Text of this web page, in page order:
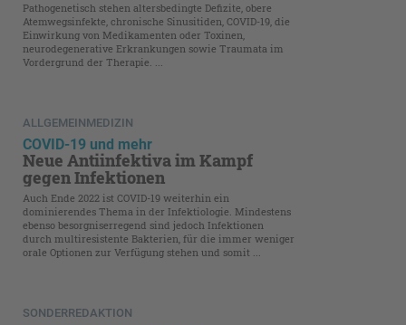
Pathogenetisch stehen altersbedingte Defizite, obere
Atemwegsinfekte, chronische Sinusitiden, COVID-19, die
Einwirkung von Medikamenten oder Toxinen,
neurodegenerative Erkrankungen sowie Traumata im
Vordergrund der Therapie. ...
ALLGEMEINMEDIZIN
COVID-19 und mehr
Neue Antiinfektiva im Kampf
gegen Infektionen
Auch Ende 2022 ist COVID-19 weiterhin ein
dominierendes Thema in der Infektiologie. Mindestens
ebenso besorgniserregend sind jedoch Infektionen
durch multiresistente Bakterien, für die immer weniger
orale Optionen zur Verfügung stehen und somit ...
SONDERREDAKTION